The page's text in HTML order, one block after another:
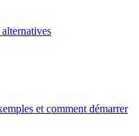
et comment démarrer